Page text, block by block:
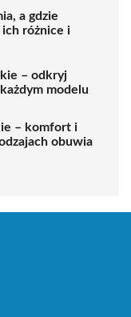
a gdzie
ich różnice i
– odkryj
modelu
– komfort i
obuwia